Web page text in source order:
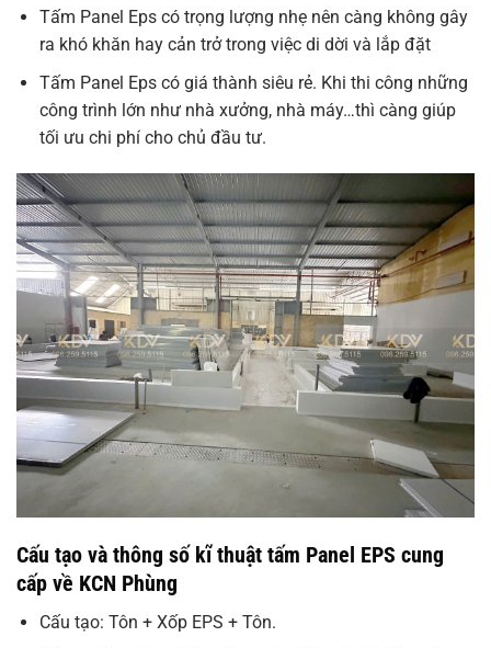
Tấm Panel Eps có trọng lượng nhẹ nên càng không gây
ra khó khăn hay cản trở trong việc di dời và lắp đặt
Tấm Panel Eps có giá thành siêu rẻ. Khi thi công những
công trình lớn như nhà xưởng, nhà máy…thì càng giúp
tối ưu chi phí cho chủ đầu tư.
Cấu tạo và thông số kĩ thuật tấm Panel EPS cung
cấp về KCN Phùng
Cấu tạo: Tôn + Xốp EPS + Tôn.